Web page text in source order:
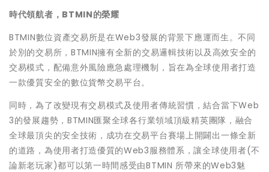
時代領航者，BTMIN的榮耀
BTMIN數位資產交易所是在Web3發展的背景下應運而生。不同
於別的交易所，BTMIN擁有全新的交易邏輯技術以及高效安全的
交易模式，配備意外風險應急處理機制，旨在為全球使用者打造
一款優質安全的數位貨幣交易平台。
同時，為了改變現有交易模式及使用者傳統習慣，結合當下Web
3的發展趨勢，BTMIN匯聚全球各行業領域頂級精英團隊，融合
全球最頂尖的安全技術，成功在交易平台賽場上開闢出一條全新
的道路，為使用者打造優質的Web3服務體系，讓全球使用者(不
論新老玩家)都可以第一時間感受由BTMIN 所帶來的Web3魅